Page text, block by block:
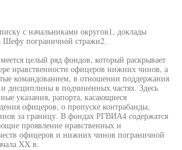
с начальниками округов1, доклады
Шефу пограничной стражи2.
целый ряд фондов, который раскрывает
нравственности офицеров нижних чинов, а
командованием, в отношении поддержания
дисциплины в подчиненных частях. Здесь
указания, рапорта, касающиеся
офицеров, о пропуске контрабанды,
за границу. В фондах РГВИА4 содержатся
проявление нравственных и
офицеров и нижних чинов пограничной
XX в.